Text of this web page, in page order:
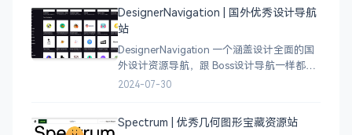
DesignerNavigation | 国外优秀设计导航
站
DesignerNavigation 一个涵盖设计全面的国
外设计资源导航，跟 Boss设计导航一样都是
分门别类的划分设计灵感、资讯、UI 资源、
2024-07-30
Spectrum | 优秀几何图形宝藏资源站